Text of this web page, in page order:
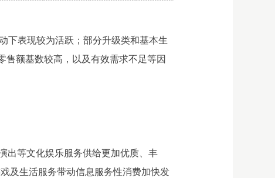
下表现较为活跃；部分升级类和基本生
售额基数较高，以及有效需求不足等因
出等文化娱乐服务供给更加优质、丰
及生活服务带动信息服务性消费加快发